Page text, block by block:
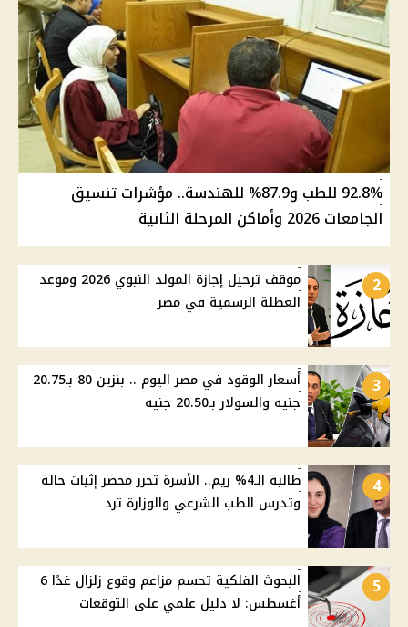
92.8% للطب و87.9% للهندسة.. مؤشرات تنسيق
الجامعات 2026 وأماكن المرحلة الثانية
2
موقف ترحيل إجازة المولد النبوي 2026 وموعد
العطلة الرسمية في مصر
3
أسعار الوقود في مصر اليوم .. بنزين 80 بـ20.75
جنيه والسولار بـ20.50 جنيه
4
طالبة الـ4% ريم.. الأسرة تحرر محضر إثبات حالة
وتدرس الطب الشرعي والوزارة ترد
5
البحوث الفلكية تحسم مزاعم وقوع زلزال غدًا 6
أغسطس: لا دليل علمي على التوقعات